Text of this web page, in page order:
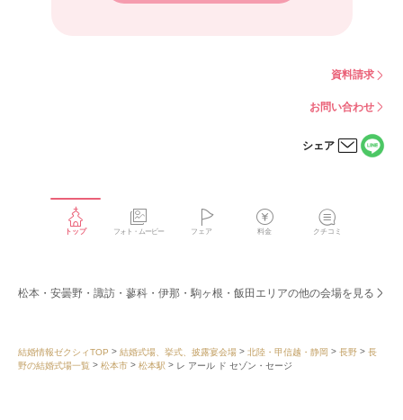
資料請求
お問い合わせ
シェア
る
トップ フォト・ムービー フェア 料金 クチコミ
松本・安曇野・諏訪・蓼科・伊那・駒ヶ根・飯田エリアの他の会場を見る
結婚情報ゼクシィTOP 結婚式場、挙式、披露宴会場 北陸・甲信越・静岡 長野
長
野の結婚式場一覧
松本市 松本駅 レ アール ド セゾン・セージ